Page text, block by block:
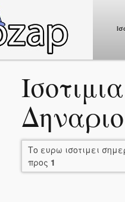
Το ευρω ισοτιμει
προς 1